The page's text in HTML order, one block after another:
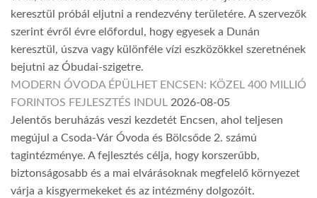
keresztül próbál eljutni a rendezvény területére. A szervezők
szerint évről évre előfordul, hogy egyesek a Dunán
keresztül, úszva vagy különféle vízi eszközökkel szeretnének
bejutni az Óbudai-szigetre.
MODERN ÓVODA ÉPÜLHET ENCSEN: KÖZEL 400 MILLIÓ
FORINTOS FEJLESZTÉS INDUL 2026-08-05
Jelentős beruházás veszi kezdetét Encsen, ahol teljesen
megújul a Csoda-Vár Óvoda és Bölcsőde 2. számú
tagintézménye. A fejlesztés célja, hogy korszerűbb,
biztonságosabb és a mai elvárásoknak megfelelő környezet
várja a kisgyermekeket és az intézmény dolgozóit.